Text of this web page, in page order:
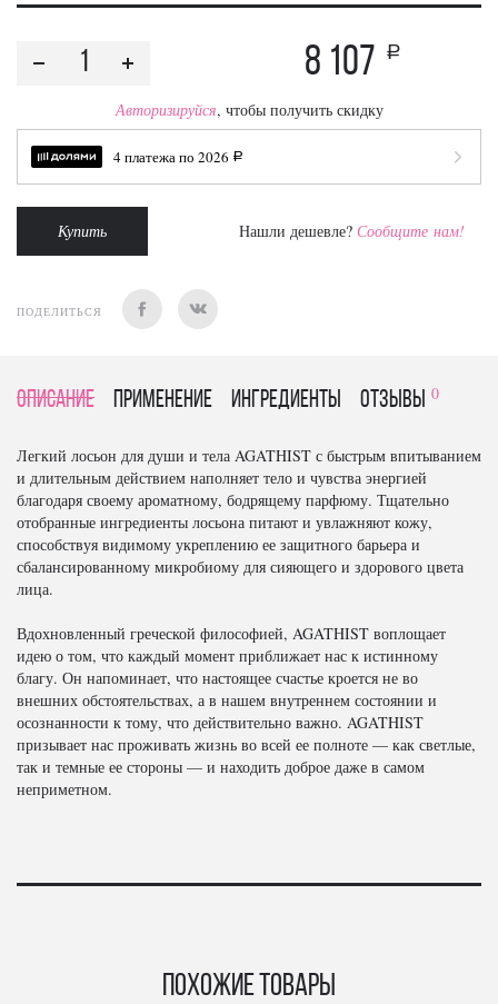
8 107 a
Авторизируйся, чтобы получить скидку
4 платежа по 2026 a
Купить Нашли дешевле? Сообщите нам!
ПОДЕЛИТЬСЯ
Описание Применение Ингредиенты отзывы 0
Легкий лосьон для души и тела AGATHIST с быстрым впитыванием
и длительным действием наполняет тело и чувства энергией
благодаря своему ароматному, бодрящему парфюму. Тщательно
отобранные ингредиенты лосьона питают и увлажняют кожу,
способствуя видимому укреплению ее защитного барьера и
сбалансированному микробиому для сияющего и здорового цвета
лица.
Вдохновленный греческой философией, AGATHIST воплощает
идею о том, что каждый момент приближает нас к истинному
благу. Он напоминает, что настоящее счастье кроется не во
внешних обстоятельствах, а в нашем внутреннем состоянии и
осознанности к тому, что действительно важно. AGATHIST
призывает нас проживать жизнь во всей ее полноте — как светлые,
так и темные ее стороны — и находить доброе даже в самом
неприметном.
Похожие товары